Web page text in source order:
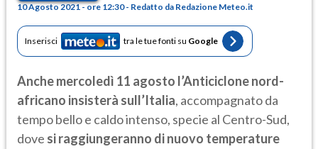
10 Agosto 2021 - ore 12:30 - Redatto da Redazione Meteo.it
Inserisci tra le tue fonti su Google
Anche mercoledì 11 agosto l’Anticiclone nord-
africano insisterà sull’Italia, accompagnato da
tempo bello e caldo intenso, specie al Centro-Sud,
dove si raggiungeranno di nuovo temperature